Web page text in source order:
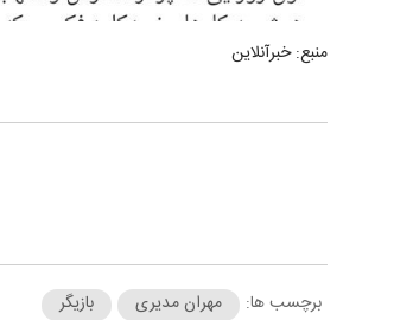
منبع: خبرآنلاین
برچسب ها: مهران مدیری بازیگر